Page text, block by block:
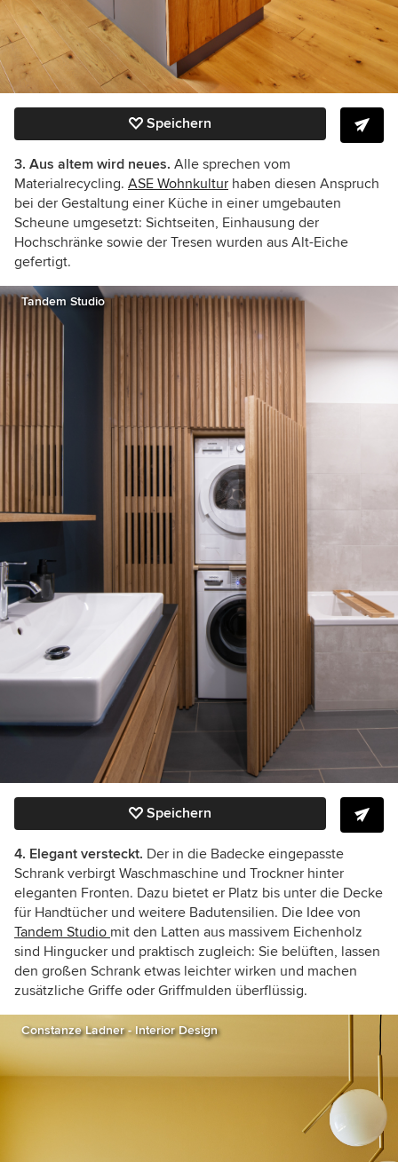
Speichern
3. Aus altem wird neues. Alle sprechen vom
Materialrecycling. ASE Wohnkultur haben diesen Anspruch
bei der Gestaltung einer Küche in einer umgebauten
Scheune umgesetzt: Sichtseiten, Einhausung der
Hochschränke sowie der Tresen wurden aus Alt-Eiche
gefertigt.
Tandem Studio
Speichern
4. Elegant versteckt. Der in die Badecke eingepasste
Schrank verbirgt Waschmaschine und Trockner hinter
eleganten Fronten. Dazu bietet er Platz bis unter die Decke
für Handtücher und weitere Badutensilien. Die Idee von
Tandem Studio mit den Latten aus massivem Eichenholz
sind Hingucker und praktisch zugleich: Sie belüften, lassen
den großen Schrank etwas leichter wirken und machen
zusätzliche Griffe oder Griffmulden überflüssig.
Constanze Ladner - Interior Design